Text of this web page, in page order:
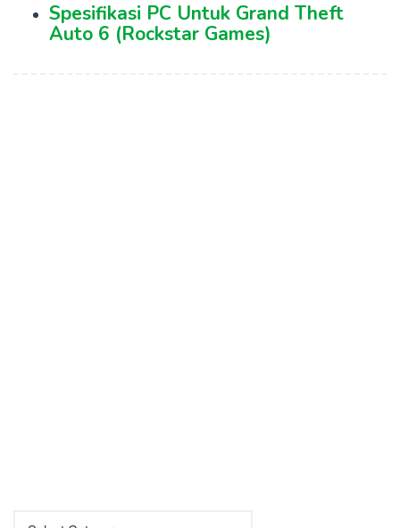
Spesifikasi PC Untuk Grand Theft
Auto 6 (Rockstar Games)